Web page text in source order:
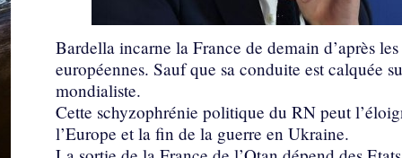
Bardella incarne la France de demain d’après
européennes. Sauf que sa conduite est calquée
mondialiste.
Cette schyzophrénie politique du RN peut
l’Europe et la fin de la guerre en Ukraine.